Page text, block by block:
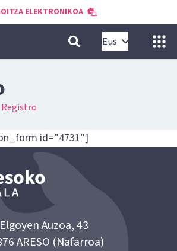
ELEKTRONIKOA
Eus
Registro
id=”4731″]
Elgoyen Auzoa, 43
ARESO (Nafarroa)